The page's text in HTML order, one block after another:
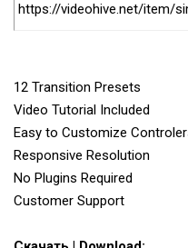
https://videohive.net/item/
12 Transition Presets
Video Tutorial Included
Easy to Customize
Responsive Resolution
No Plugins Required
Customer Support